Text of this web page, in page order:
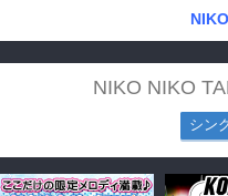
NIKO NIKO
シン